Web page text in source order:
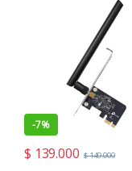
-7%
$ 139.000 $149.000